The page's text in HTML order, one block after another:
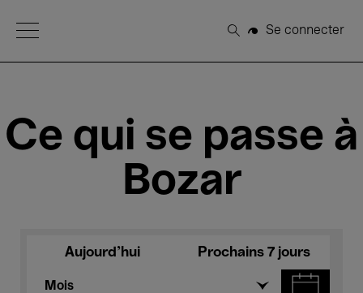
Open Menu
Rechercher
Se connecter
Ce qui se passe à
Bozar
Aujourd'hui Prochains 7 jours
Mois